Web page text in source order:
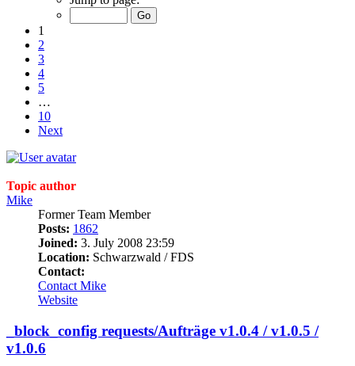
1
2
3
4
5
…
10
Next
Topic author
Mike
Former Team Member
Posts: 1862
Joined: 3. July 2008 23:59
Location: Schwarzwald / FDS
Contact:
Contact Mike
Website
_block_config requests/Aufträge v1.0.4 / v1.0.5 /
v1.0.6